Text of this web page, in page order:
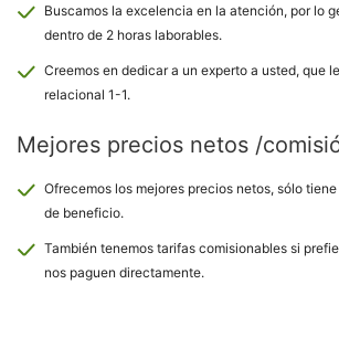
Buscamos la excelencia en la atención, por lo
dentro de 2 horas laborables.
Creemos en dedicar a un experto a usted, que
relacional 1-1.
Mejores precios netos /
Ofrecemos los mejores precios netos, sólo
de beneficio.
También tenemos tarifas comisionables si
nos paguen directamente.